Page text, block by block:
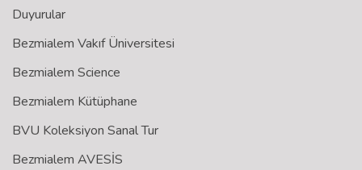
Duyurular
Bezmialem Vakıf Üniversitesi
Bezmialem Science
Bezmialem Kütüphane
BVU Koleksiyon Sanal Tur
Bezmialem AVESİS